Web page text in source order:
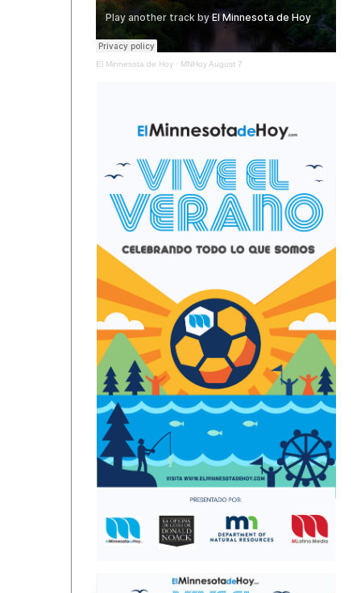
El Minnesota de Hoy· MNHoy August 7
ÚLTIMAS NOTICIAS
EXPLORA EL IMPACTO DE